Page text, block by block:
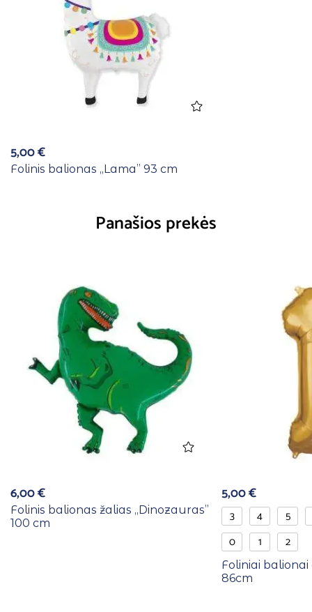
5,00€
Folinis balionas ,,Lama” 93 cm
Panašios prekės
6,00€
Folinis balionas žalias ,,Dinozauras”
100 cm
5,00€
3 4
5
0
1 2
Foliniai
86cm